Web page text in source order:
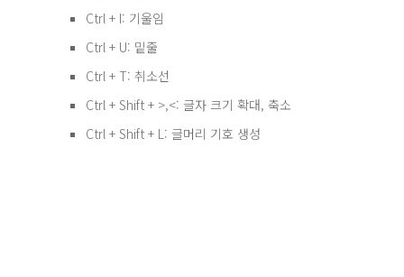
Ctrl + I: 기울임
Ctrl + U: 밑줄
Ctrl + T: 취소선
Ctrl + Shift + >,<: 글자 크기 확대, 축소
Ctrl + Shift + L: 글머리 기호 생성